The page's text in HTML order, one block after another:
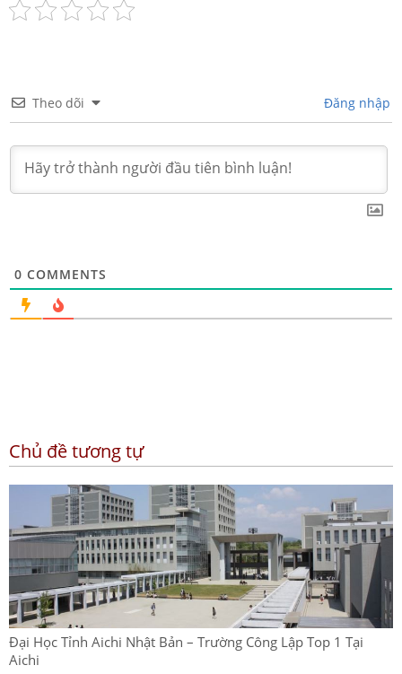
Theo dõi Đăng nhập
0 COMMENTS
Chủ đề tương tự
Đại Học Tỉnh Aichi Nhật Bản – Trường Công Lập Top 1 Tại
Aichi